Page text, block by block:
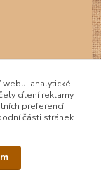
webu, analytické
cílení reklamy
preferencí
části stránek.